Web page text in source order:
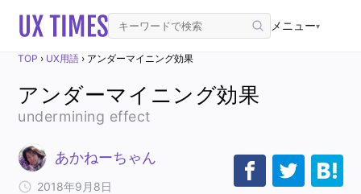
メニュー▾
TOP › UX用語 › アンダーマイニング効果
アンダーマイニング効果
undermining effect
あかねーちゃん
2018年9月8日